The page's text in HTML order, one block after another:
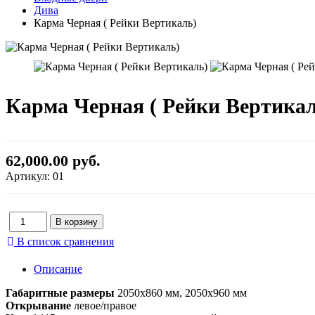
Дива
Карма Черная ( Рейки Вертикаль)
Карма Черная ( Рейки
62,000.00 руб.
Артикул: 01
В список сравнения
Описание
Габаритные размеры 2050x860 мм, 2050x960 мм
Открывание левое/правое